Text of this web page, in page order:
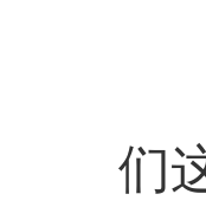
们